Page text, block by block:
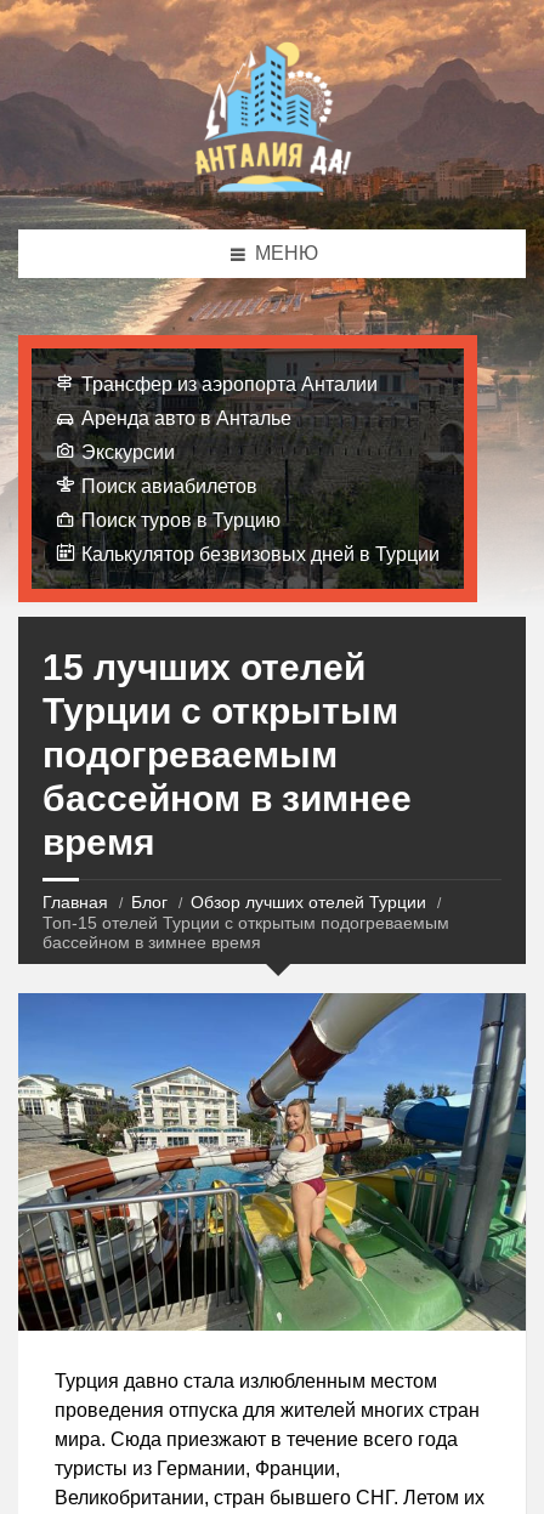
МЕНЮ
Трансфер из аэропорта Анталии
Аренда авто в Анталье
Экскурсии
Поиск авиабилетов
Поиск туров в Турцию
Калькулятор безвизовых дней в Турции
15 лучших отелей
Турции с открытым
подогреваемым
бассейном в зимнее
время
Главная Блог
Обзор лучших отелей Турции
Топ-15 отелей Турции с открытым подогреваемым
бассейном в зимнее время
Турция давно стала излюбленным местом
проведения отпуска для жителей многих стран
мира. Сюда приезжают в течение всего года
туристы из Германии, Франции,
Великобритании, стран бывшего СНГ. Летом их